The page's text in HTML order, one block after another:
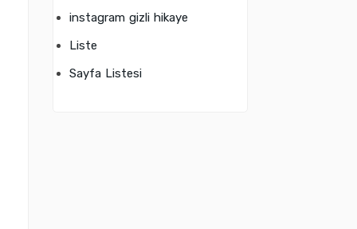
instagram gizli hikaye
Liste
Sayfa Listesi